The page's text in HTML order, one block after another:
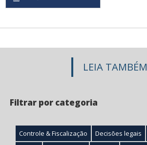
LEIA TAMBÉM
Filtrar por categoria
Controle & Fiscalização Decisões legais